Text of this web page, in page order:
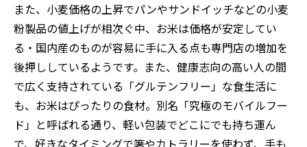
また、小麦価格の上昇でパンやサンドイッチなどの小麦
粉製品の値上げが相次ぐ中、お米は価格が安定してい
る・国内産のものが容易に手に入る点も専門店の増加を
後押ししているようです。また、健康志向の高い人の間
で広く支持されている「グルテンフリー」な食生活に
も、お米はぴったりの食材。別名「究極のモバイルフー
ド」と呼ばれる通り、軽い包装でどこにでも持ち運ん
で、好きなタイミングで箸やカトラリーを使わず、手も